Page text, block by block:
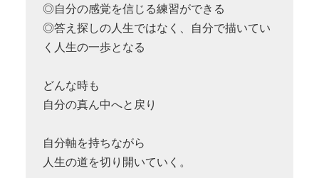
◎自分の感覚を信じる練習ができる
◎答え探しの人生ではなく、自分で描いてい
く人生の一歩となる
どんな時も
自分の真ん中へと戻り
自分軸を持ちながら
人生の道を切り開いていく。